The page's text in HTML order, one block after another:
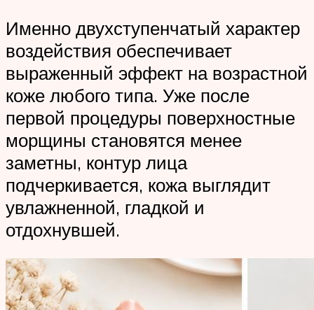
Именно двухступенчатый характер
воздействия обеспечивает
выраженный эффект на возрастной
коже любого типа. Уже после
первой процедуры поверхностные
морщины становятся менее
заметны, контур лица
подчеркивается, кожа выглядит
увлажненной, гладкой и
отдохнувшей.